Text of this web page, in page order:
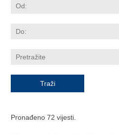
Pronađeno 72 vijesti.